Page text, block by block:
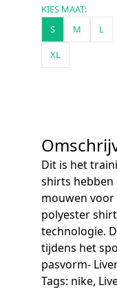
KIES MAAT:
S
M L
XL
Dit is het
shirts hebben
mouwen
polyester
technologie.
tijdens het
pasvorm-
Tags: nike,